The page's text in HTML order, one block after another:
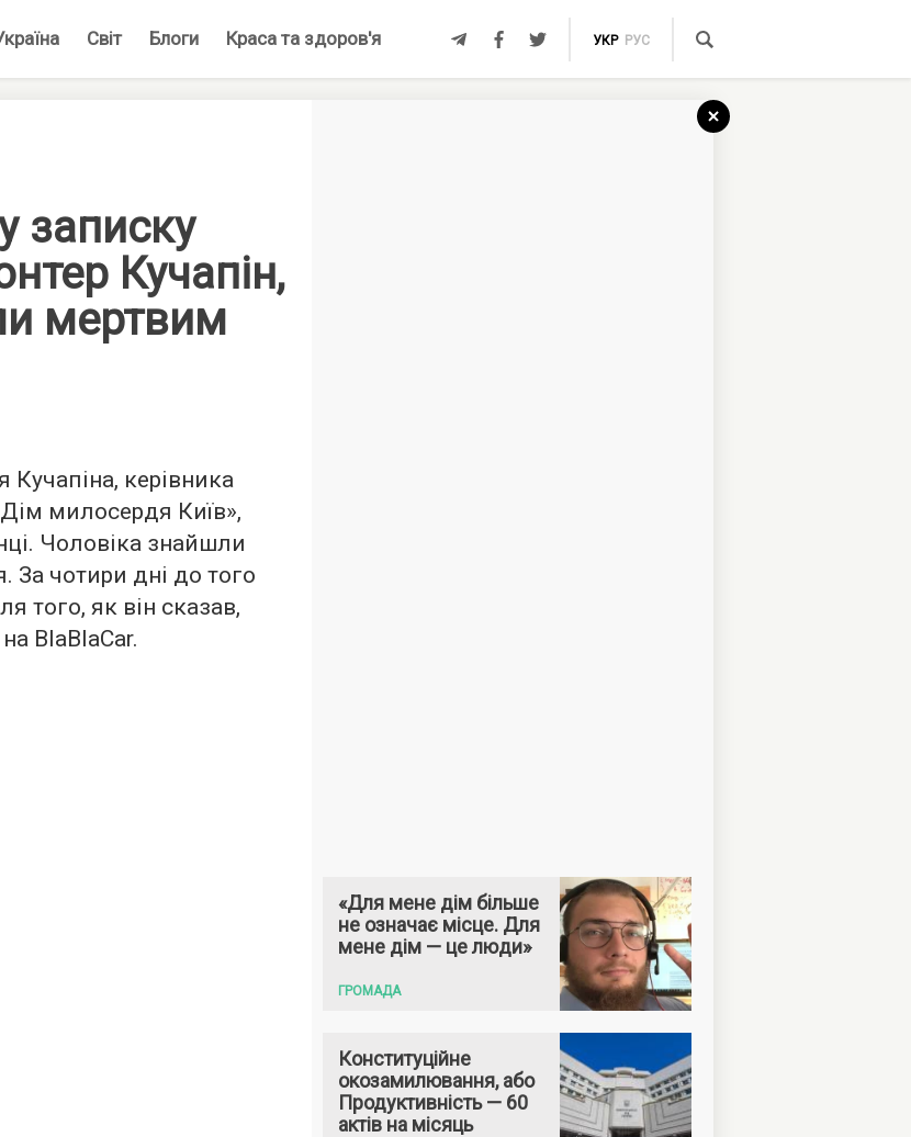
Світ Блоги Краса та здоров'я УКР РУС
записку
Кучапін,
мертвим
Кучапіна, керівника
милосердя Київ»,
Чоловіка знайшли
За чотири дні до того
того, як він сказав,
BlaBlaCar.
«Для мене дім більше
не означає місце. Для
мене дім — це люди»
ГРОМАДА
Конституційне
окозамилювання, або
Продуктивність — 60
актів на місяць